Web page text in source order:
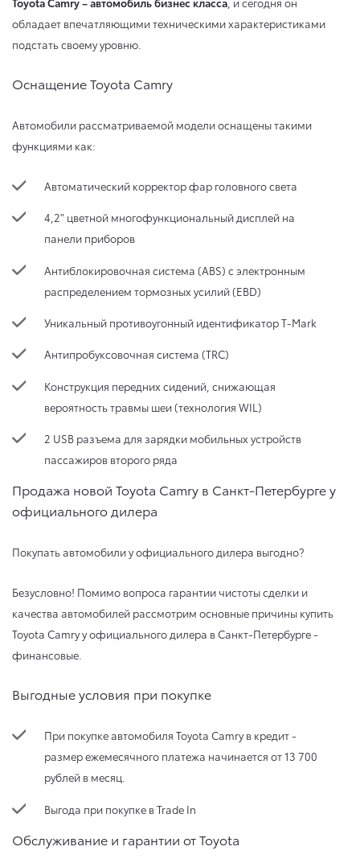
обладает впечатляющими техническими характеристиками
подстать своему уровню.
Оснащение Toyota Camry
Автомобили рассматриваемой модели оснащены такими
функциями как:
Автоматический корректор фар головного света
4,2" цветной многофункциональный дисплей на
панели приборов
Антиблокировочная система (ABS) с электронным
распределением тормозных усилий (EBD)
Уникальный противоугонный идентификатор T-Mark
Антипробуксовочная система (TRC)
Конструкция передних сидений, снижающая
вероятность травмы шеи (технология WIL)
2 USB разъема для зарядки мобильных устройств
пассажиров второго ряда
Продажа новой Toyota Camry в Санкт-Петербурге у
официального дилера
Покупать автомобили у официального дилера выгодно?
Безусловно! Помимо вопроса гарантии чистоты сделки и
качества автомобилей рассмотрим основные причины купить
Toyota Camry у официального дилера в Санкт-Петербурге -
финансовые.
Выгодные условия при покупке
При покупке автомобиля Toyota Camry в кредит -
размер ежемесячного платежа начинается от 13 700
рублей в месяц.
Выгода при покупке в Trade In
Обслуживание и гарантии от Toyota